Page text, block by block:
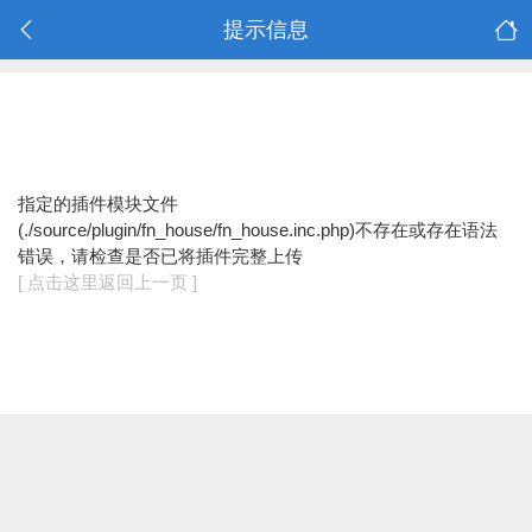
提示信息
指定的插件模块文件
(./source/plugin/fn_house/fn_house.inc.php)不存在或存在语法
错误，请检查是否已将插件完整上传
[ 点击这里返回上一页 ]